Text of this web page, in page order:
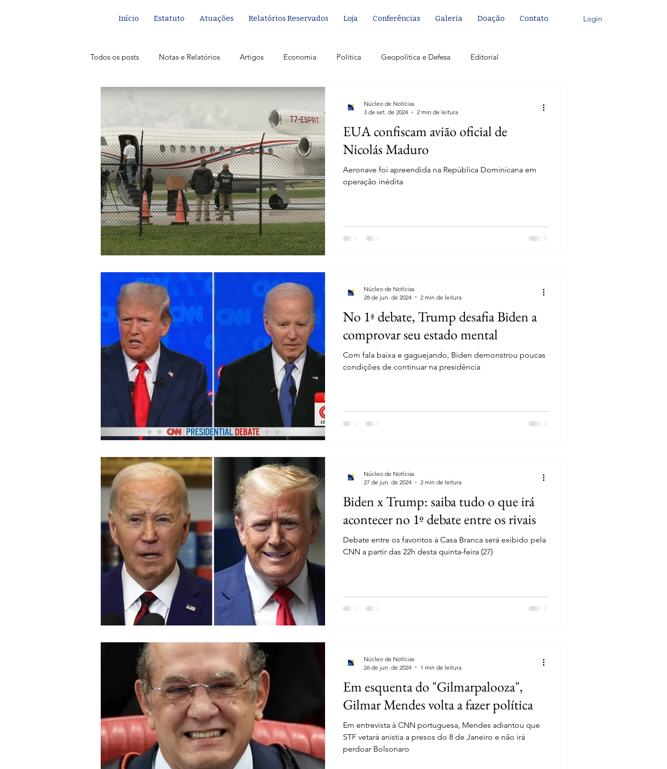
Início Estatuto Atuações Relatórios Reservados Loja Conferências Galeria Doação Contato Login
Todos os posts Notas e Relatórios Artigos Economia Política Geopolítica e Defesa Editorial
EUA confiscam avião oficial de
Nicolás Maduro
Aeronave foi apreendida na República Dominicana em
operação inédita
Núcleo de Notícias
3 de set. de 2024
2 min de leitura
No 1ª debate, Trump desafia Biden a
comprovar seu estado mental
Com fala baixa e gaguejando, Biden demonstrou poucas
condições de continuar na presidência
Núcleo de Notícias
28 de jun. de 2024
2 min de leitura
Biden x Trump: saiba tudo o que irá
acontecer no 1º debate entre os rivais
Debate entre os favoritos à Casa Branca será exibido pela
CNN a partir das 22h desta quinta-feira (27)
Núcleo de Notícias
27 de jun. de 2024
2 min de leitura
Em esquenta do "Gilmarpalooza",
Gilmar Mendes volta a fazer política
Em entrevista à CNN portuguesa, Mendes adiantou que
STF vetará anistia a presos do 8 de Janeiro e não irá
perdoar Bolsonaro
Núcleo de Notícias
26 de jun. de 2024
1 min de leitura